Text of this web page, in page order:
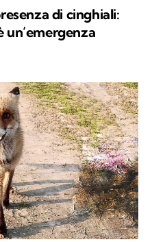
di cinghiali:
un’emergenza